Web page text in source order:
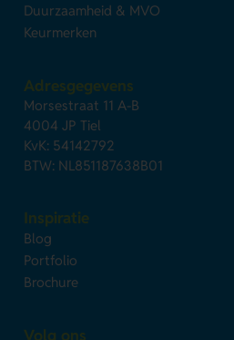
Duurzaamheid & MVO
Keurmerken
Adresgegevens
Morsestraat 11 A-B
4004 JP Tiel
KvK: 54142792
BTW: NL851187638B01
Inspiratie
Blog
Portfolio
Brochure
Volg ons